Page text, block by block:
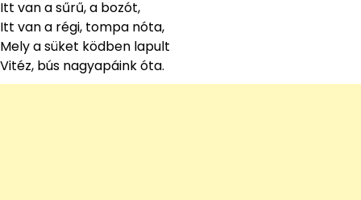
Itt van a sűrű, a bozót,
Itt van a régi, tompa nóta,
Mely a süket ködben lapult
Vitéz, bús nagyapáink óta.